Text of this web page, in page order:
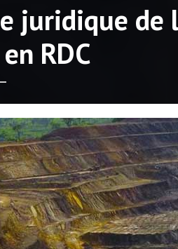
juridique
RDC